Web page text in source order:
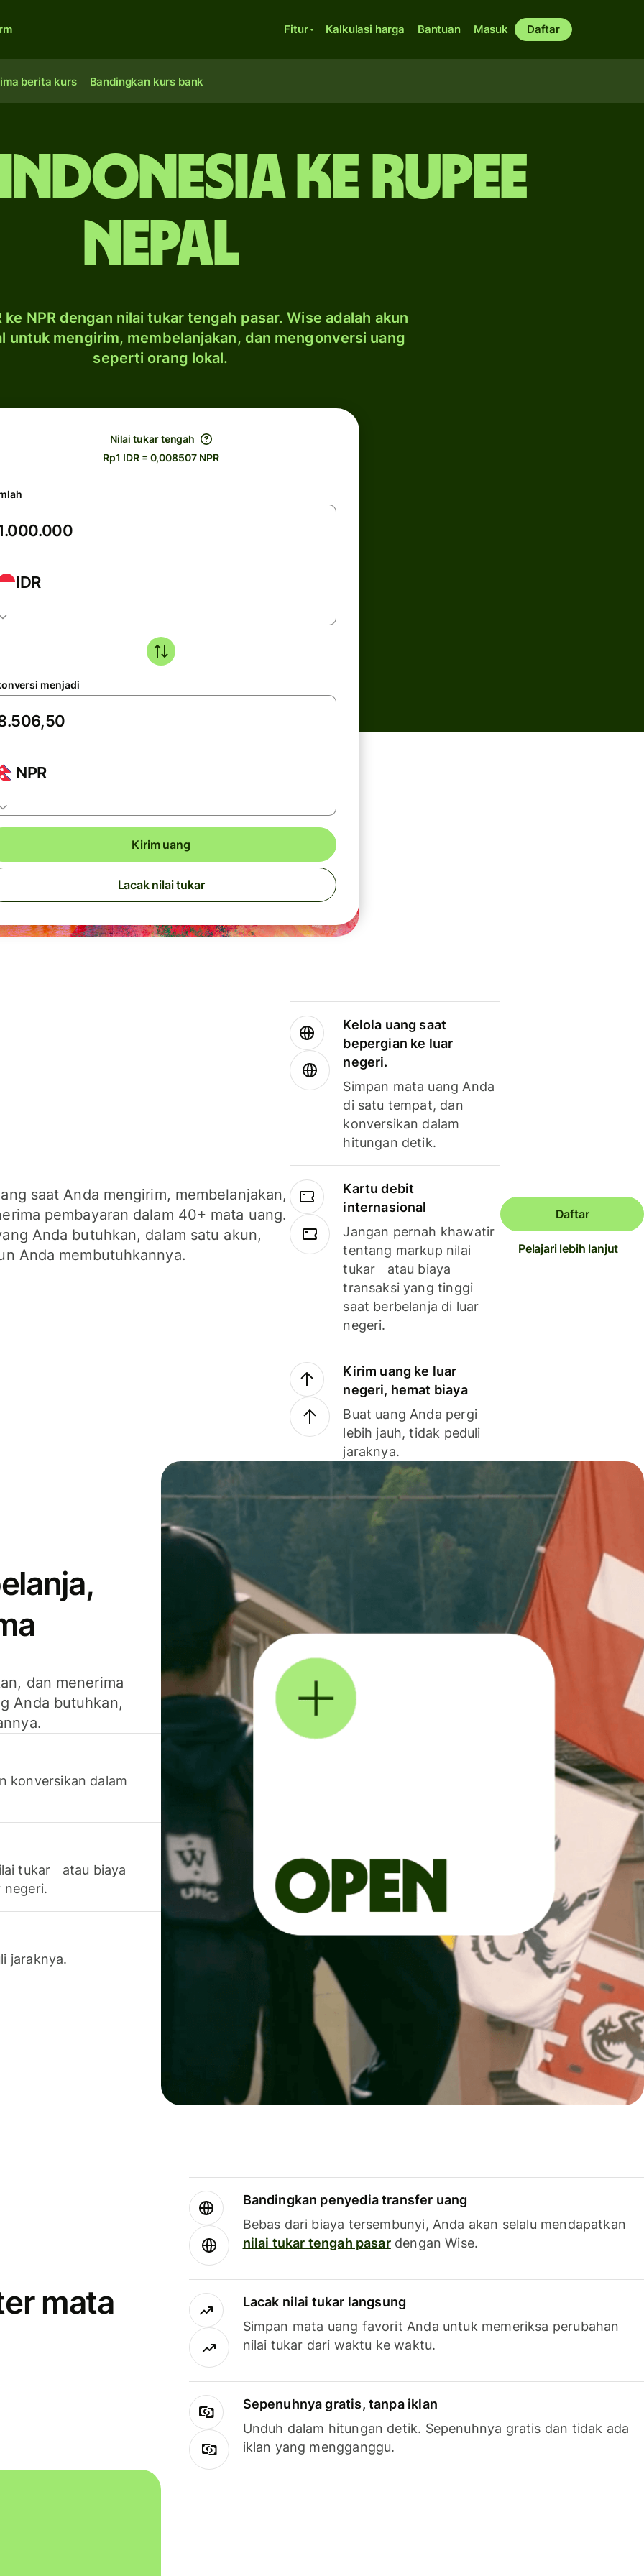
Fitur Kalkulasi harga Bantuan Masuk Daftar
berita kurs Bandingkan kurs bank
ke rupee
Nepal
ke NPR dengan nilai tukar tengah pasar. Wise adalah akun
untuk mengirim, membelanjakan, dan mengonversi uang
seperti orang lokal.
Nilai tukar tengah
Rp1 IDR = 0,008507 NPR
IDR
menjadi
NPR
Kirim uang
Lacak nilai tukar
saat Anda mengirim, membelanjakan,
pembayaran dalam 40+ mata uang.
Anda butuhkan, dalam satu akun,
Anda membutuhkannya.
Kelola uang saat
bepergian ke luar
negeri.
Simpan mata uang Anda
di satu tempat, dan
konversikan dalam
hitungan detik.
Kartu debit
internasional
Jangan pernah khawatir
tentang markup nilai
tukar atau biaya
transaksi yang tinggi
saat berbelanja di luar
negeri.
Kirim uang ke luar
negeri, hemat biaya
Buat uang Anda pergi
lebih jauh, tidak peduli
jaraknya.
Daftar
Pelajari lebih lanjut
dan menerima
Anda butuhkan,
konversikan dalam
tukar atau biaya
negeri.
jaraknya.
mata
Bandingkan penyedia transfer uang
Bebas dari biaya tersembunyi, Anda akan selalu mendapatkan
nilai tukar tengah pasardengan Wise.
Lacak nilai tukar langsung
Simpan mata uang favorit Anda untuk memeriksa perubahan
nilai tukar dari waktu ke waktu.
Sepenuhnya gratis, tanpa iklan
Unduh dalam hitungan detik. Sepenuhnya gratis dan tidak ada
iklan yang mengganggu.